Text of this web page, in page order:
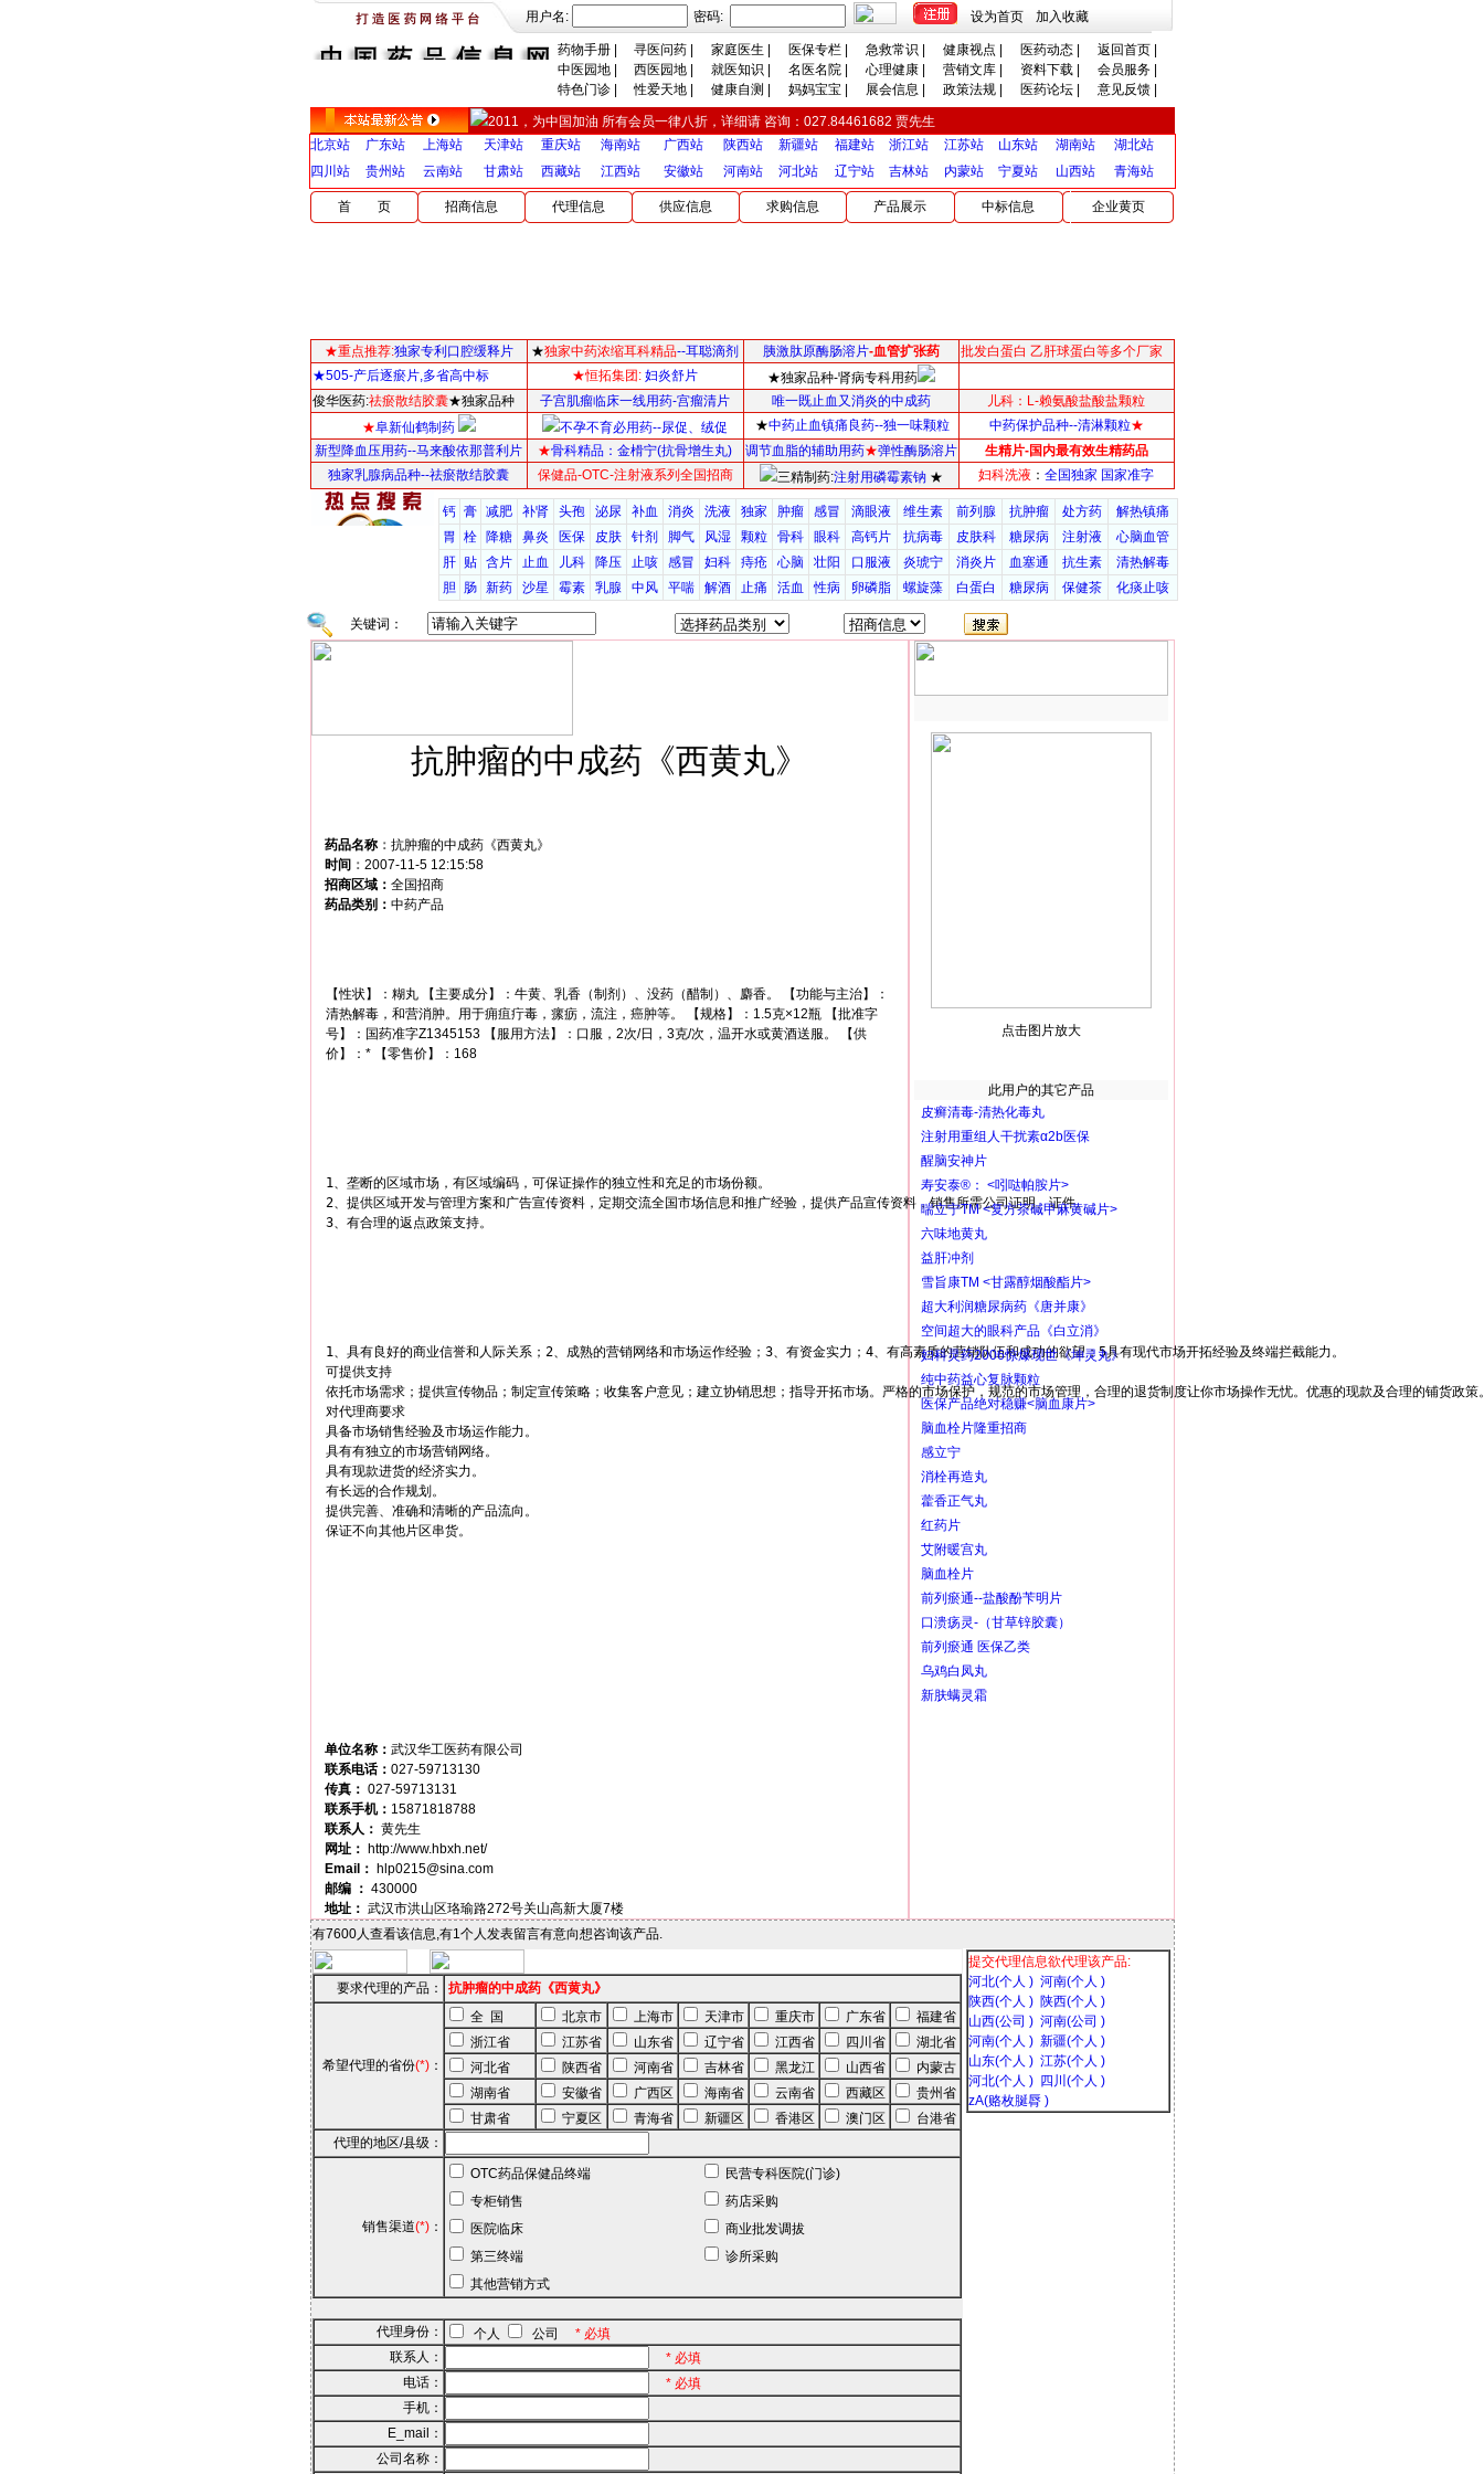
用户名: 密码: 设为首页 加入收藏
药物手册 寻医问药 家庭医生 医保专栏 急救常识 健康视点 医药动态 返回首页
中医园地
西医园地 就医知识 名医名院 心理健康| 营销文库| 资料下载| 会员服务|
特色门诊| 性爱天地| 健康自测 妈妈宝宝 展会信息 政策法规| 医药论坛 意见反馈|
2011，为中国加油 所有会员一律八折，详细请 咨询：027.84461682 贾先生
北京站
广东站 上海站 天津站 重庆站 海南站 广西站 陕西站 新疆站 福建站 浙江站 江苏站 山东站 湖南站
湖北站
四川站
贵州站 云南站 甘肃站 西藏站 江西站 安徽站 河南站 河北站 辽宁站 吉林站 内蒙站 宁夏站 山西站 青海站
首 页 招商信息 代理信息 供应信息 求购信息 产品展示 中标信息 企业黄页
★重点推荐:独家专利口腔缓释片 ★独家中药浓缩耳科精品--耳聪滴剂 胰激肽原酶肠溶片-血管扩张药
批发白蛋白 乙肝球蛋白等多个厂家
★505-产后逐瘀片,多省高中标
★恒拓集团: 妇炎舒片
★独家品种-肾病专科用药
俊华医药:祛瘀散结胶囊★独家品种 子宫肌瘤临床一线用药-宫瘤清片 唯一既止血又消炎的中成药
儿科：L-赖氨酸盐酸盐颗粒
★阜新仙鹤制药 不孕不育必用药--尿促、绒促 ★中药止血镇痛良药--独一味颗粒 中药保护品种--清淋颗粒★
新型降血压用药--马来酸依那普利片
★骨科精品： 金榾宁(抗骨增生丸) 调节血脂的辅助用药★弹性酶肠溶片
生精片-国内最有效生精药品
独家乳腺病品种--祛瘀散结胶囊
保健品-OTC-注射液系列全国招商 三精制药:注射用磷霉素钠 ★ 妇科洗液 ： 全国独家 国家准字
钙 膏 减肥 补肾 头孢 泌尿 补血 消炎 洗液 独家 肿瘤 感冒 滴眼液 维生素 前列腺 抗肿瘤 处方药
解热镇痛
胃 栓 降糖 鼻炎 医保 皮肤 针剂 脚气 风湿 颗粒 骨科 眼科 高钙片 抗病毒 皮肤科 糖尿病 注射液
心脑血管
肝 贴 含片 止血 儿科 降压 止咳 感冒 妇科 痔疮 心脑 壮阳 口服液 炎琥宁 消炎片 血塞通 抗生素
清热解毒
胆 肠 新药 沙星 霉素 乳腺 中风 平喘 解酒 止痛 活血 性病 卵磷脂 螺旋藻 白蛋白 糖尿病 保健茶 化痰止咳
关键词：
抗肿瘤的中成药《西黄丸》
药品名称： 抗肿瘤的中成药《西黄丸》
时间 ： 2007-11-5 12:15:58
招商区域： 全国招商
药品类别： 中药产品
【性状】：糊丸 【主要成分】：牛黄、乳香（制剂）、没药（醋制）、麝香。 【功能与主治】：
清热解毒，和营消肿。用于痈疽疔毒，瘰疬，流注，癌肿等。 【规格】：1.5克×12瓶 【批准字
号】：国药准字Z1345153 【服用方法】：口服，2次/日，3克/次，温开水或黄酒送服。 【供
价】：* 【零售价】：168
1、垄断的区域市场，有区域编码，可保证操作的独立性和充足的市场份额。
2、提供区域开发与管理方案和广告宣传资料，定期交流全国市场信息和推广经验，提供产品宣传资料，销售所需公司证明、证件。
3、有合理的返点政策支持。
1、具有良好的商业信誉和人际关系；2、成熟的营销网络和市场运作经验；3、有资金实力；4、有高素质的营销队伍和成功的欲望；5具有现代市场开拓经验及终端拦截能力。
可提供支持
依托市场需求；提供宣传物品；制定宣传策略；收集客户意见；建立协销思想；指导开拓市场。严格的市场保护，规范的市场管理，合理的退货制度让你市场操作无忧。优惠的现款及合理的铺货政
对代理商要求
具备市场销售经验及市场运作能力。
具有有独立的市场营销网络。
具有现款进货的经济实力。
有长远的合作规划。
提供完善、准确和清晰的产品流向。
单位名称： 武汉华工医药有限公司
联系电话： 027-59713130
传真： 027-59713131
联系手机： 15871818788
联系人： 黄先生
网址： http://www.hbxh.net/
Email： hlp0215@sina.com
邮编 ： 430000
地址： 武汉市洪山区珞瑜路272号关山高新大厦7楼
点击图片放大
此用户的其它产品
皮癣清毒-清热化毒丸
注射用重组人干扰素α2b医保
醒脑安神片
寿安泰®： <吲哒帕胺片>
喘立宁TM <复方茶碱甲麻黄碱片>
六味地黄丸
益肝冲剂
雪旨康TM <甘露醇烟酸酯片>
超大利润糖尿病药《唐并康》
空间超大的眼科产品《白立消》
妇科灵药2006惊爆现世《坤灵丸》
纯中药益心复脉颗粒
医保产品绝对稳赚<脑血康片>
脑血栓片隆重招商
感立宁
消栓再造丸
藿香正气丸
红药片
艾附暖宫丸
脑血栓片
前列瘀通--盐酸酚苄明片
口溃疡灵-（甘草锌胶囊）
前列瘀通 医保乙类
乌鸡白凤丸
新肤螨灵霜
有7600人查看该信息,有1个人发表留言有意向想咨询该产品.
要求代理的产品： 抗肿瘤的中成药《西黄丸》
希望代理的省份(*)：
全 国 北京市 上海市 天津市 重庆市 广东省
福建省
浙江省
江苏省 山东省 辽宁省 江西省 四川省
湖北省
河北省
陕西省 河南省 吉林省 黑龙江 山西省
内蒙古
湖南省
安徽省 广西区 海南省 云南省 西藏区
贵州省
甘肃省
宁夏区 青海省 新疆区 香港区 澳门区
台港省
代理的地区/县级：
销售渠道(*)：
OTC药品保健品终端
民营专科医院(门诊)
专柜销售
药店采购
医院临床
商业批发调拔
第三终端
诊所采购
其他营销方式
代理身份： 个人 公司 * 必填
联系人：
* 必填
电话：
* 必填
手机：
E_mail：
公司名称：
提交代理信息欲代理该产品:
河北(个人 ) 河南(个人 )
陕西(个人 ) 陕西(个人 )
山西(公司 ) 河南(公司 )
河南(个人 ) 新疆(个人 )
山东(个人 ) 江苏(个人 )
河北(个人 )
四川(个人 )
zA(赂枚脠脣 )